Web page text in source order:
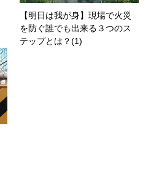
【明日は我が身】現場で火災
を防ぐ誰でも出来る３つのス
テップとは？(1)